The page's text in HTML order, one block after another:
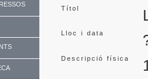
Títol
Lloc i data
Descripció física